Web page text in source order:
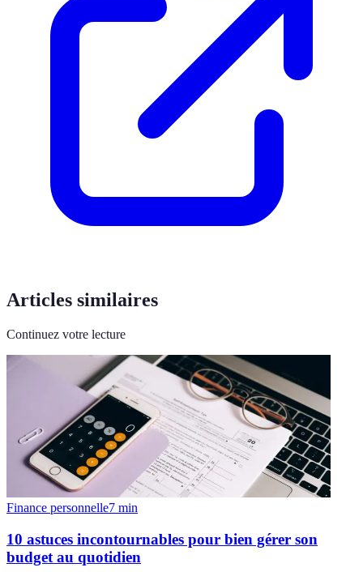
Articles similaires
Continuez votre lecture
Finance personnelle7 min
10 astuces incontournables pour bien gérer son
budget au quotidien